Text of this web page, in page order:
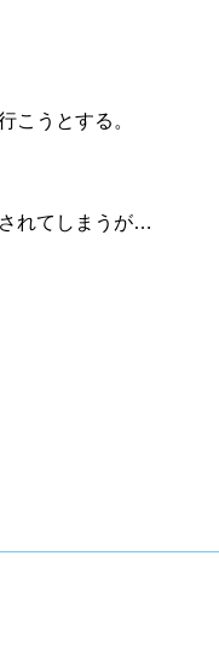
こうとする。
れてしまうが…